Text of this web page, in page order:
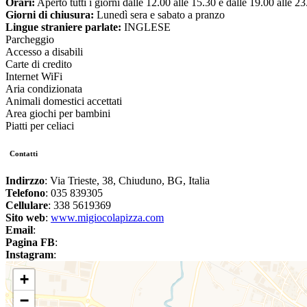
Giorni di chiusura: Lunedì sera e sabato a pranzo
Lingue straniere parlate: INGLESE
Parcheggio
Accesso a disabili
Carte di credito
Internet WiFi
Aria condizionata
Animali domestici accettati
Area giochi per bambini
Piatti per celiaci
Contatti
Indirzzo: Via Trieste, 38, Chiuduno, BG, Italia
Telefono: 035 839305
Cellulare: 338 5619369
Sito web: www.migiocolapizza.com
Email:
Pagina FB:
Instagram:
+
−